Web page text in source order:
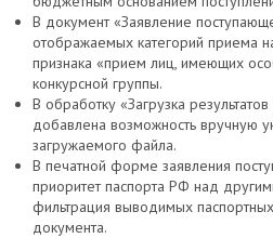
В документ «Заявление
отображаемых категорий приема
признака «прием лиц, имеющих
конкурсной группы.
В обработку «Загрузка
добавлена возможность вручную
загружаемого файла.
В печатной форме заявления
приоритет паспорта РФ над
фильтрация выводимых
документа.